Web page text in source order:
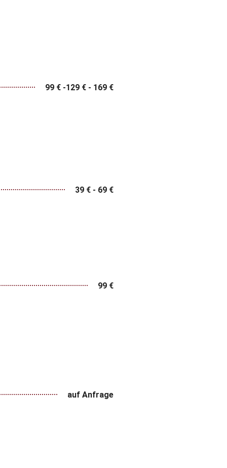
99 € -129 € - 169 €
39 € - 69 €
99 €
auf Anfrage